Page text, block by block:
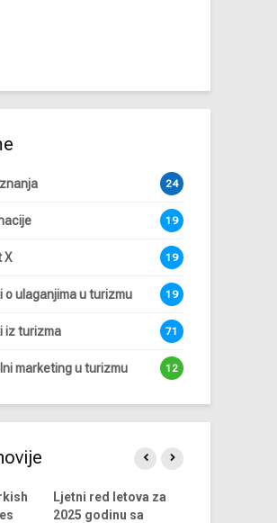
24
19
X 19
o ulaganjima u turizmu 19
iz turizma 71
marketing u turizmu 12
Ljetni red letova za
2025 godinu sa